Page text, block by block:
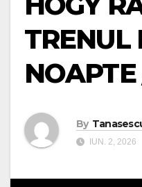
TRENUL
By
IUN. 2, 2026